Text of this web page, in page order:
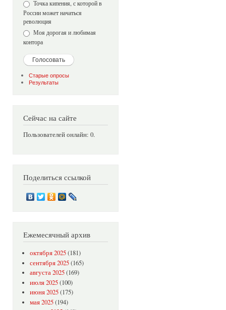
Точка кипения, с которой в
России может начаться
революция
Моя дорогая и любимая
контора
Старые опросы
Результаты
Сейчас на сайте
Пользователей онлайн: 0.
Поделиться ссылкой
Ежемесячный архив
октября 2025(181)
сентября 2025(165)
августа 2025(169)
июля 2025(100)
июня 2025(175)
мая 2025(194)